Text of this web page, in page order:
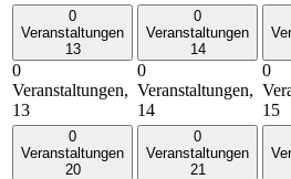
0
Veranstaltungen
13
0
Veranstaltungen,
13
0
Veranstaltungen
14
0
Veranstaltungen,
14
0
15
0
Veranstaltungen
20
0
Veranstaltungen
21